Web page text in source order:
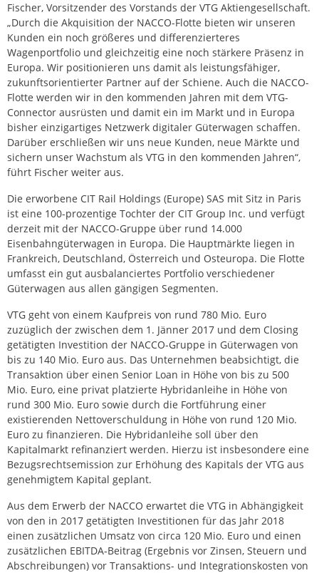
Fischer, Vorsitzender des Vorstands der VTG Aktiengesellschaft.
„Durch die Akquisition der NACCO-Flotte bieten wir unseren
Kunden ein noch größeres und differenzierteres
Wagenportfolio und gleichzeitig eine noch stärkere Präsenz in
Europa. Wir positionieren uns damit als leistungsfähiger,
zukunftsorientierter Partner auf der Schiene. Auch die NACCO-
Flotte werden wir in den kommenden Jahren mit dem VTG-
Connector ausrüsten und damit ein im Markt und in Europa
bisher einzigartiges Netzwerk digitaler Güterwagen schaffen.
Darüber erschließen wir uns neue Kunden, neue Märkte und
sichern unser Wachstum als VTG in den kommenden Jahren“,
führt Fischer weiter aus.
Die erworbene CIT Rail Holdings (Europe) SAS mit Sitz in Paris
ist eine 100-prozentige Tochter der CIT Group Inc. und verfügt
derzeit mit der NACCO-Gruppe über rund 14.000
Eisenbahngüterwagen in Europa. Die Hauptmärkte liegen in
Frankreich, Deutschland, Österreich und Osteuropa. Die Flotte
umfasst ein gut ausbalanciertes Portfolio verschiedener
Güterwagen aus allen gängigen Segmenten.
VTG geht von einem Kaufpreis von rund 780 Mio. Euro
zuzüglich der zwischen dem 1. Jänner 2017 und dem Closing
getätigten Investition der NACCO-Gruppe in Güterwagen von
bis zu 140 Mio. Euro aus. Das Unternehmen beabsichtigt, die
Transaktion über einen Senior Loan in Höhe von bis zu 500
Mio. Euro, eine privat platzierte Hybridanleihe in Höhe von
rund 300 Mio. Euro sowie durch die Fortführung einer
existierenden Nettoverschuldung in Höhe von rund 120 Mio.
Euro zu finanzieren. Die Hybridanleihe soll über den
Kapitalmarkt refinanziert werden. Hierzu ist insbesondere eine
Bezugsrechtsemission zur Erhöhung des Kapitals der VTG aus
genehmigtem Kapital geplant.
Aus dem Erwerb der NACCO erwartet die VTG in Abhängigkeit
von den in 2017 getätigten Investitionen für das Jahr 2018
einen zusätzlichen Umsatz von circa 120 Mio. Euro und einen
zusätzlichen EBITDA-Beitrag (Ergebnis vor Zinsen, Steuern und
Abschreibungen) vor Transaktions- und Integrationskosten von